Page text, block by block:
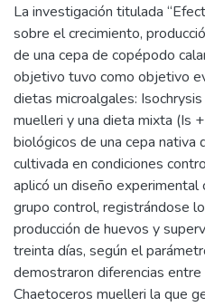
La investigación titulada
sobre el crecimiento,
de una cepa de copépodo
objetivo tuvo como objetivo
dietas microalgales:
muelleri y una dieta mixta (Is
biológicos de una cepa nativa
cultivada en condiciones
aplicó un diseño
grupo control, registrándose
producción de huevos y
treinta días, según el
demostraron diferencias
Chaetoceros muelleri la que